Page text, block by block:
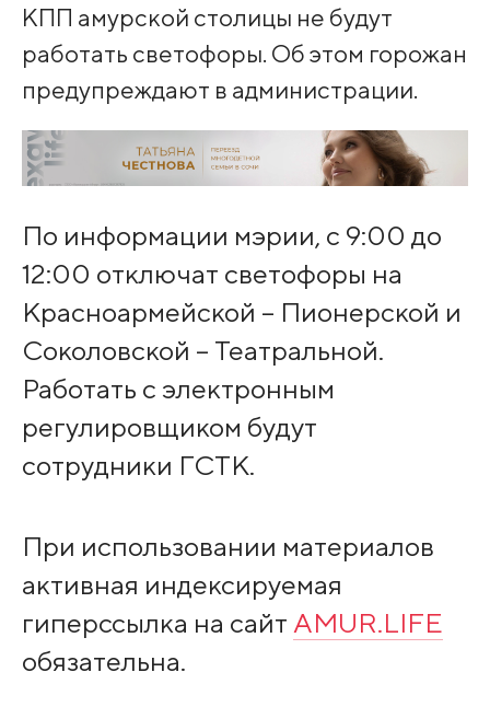
КПП амурской столицы не будут
работать светофоры. Об этом горожан
предупреждают в администрации.
По информации мэрии, с 9:00 до
12:00 отключат светофоры на
Красноармейской – Пионерской и
Соколовской – Театральной.
Работать с электронным
регулировщиком будут
сотрудники ГСТК.
При использовании материалов
активная индексируемая
гиперссылка на сайт AMUR.LIFE
обязательна.